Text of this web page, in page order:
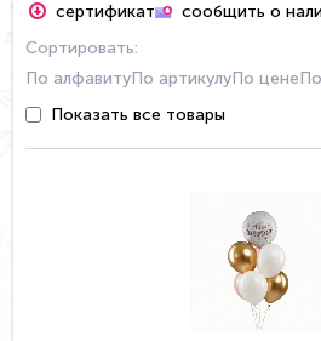
сертификат
сообщить о
Сортировать:
По алфавитуПо артикулуПо цене
Показать все товары